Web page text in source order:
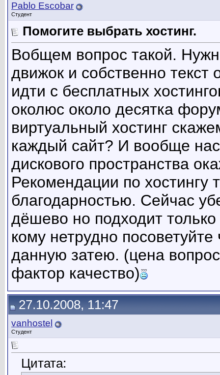
Pablo Escobar
Студент
Помогите выбрать хостинг.
Вобщем вопрос такой.
движок и собственно
идти с бесплатных
околюс около десятка
виртуальный хостинг
каждый сайт? И вообще
дискового пространства
Рекомендации по хостингу
благодарностью. Сейчас
дёшево но подходит
кому нетрудно
данную затею. (цена
фактор качество)
27.10.2008, 11:47
vanhostel
Студент
Цитата: